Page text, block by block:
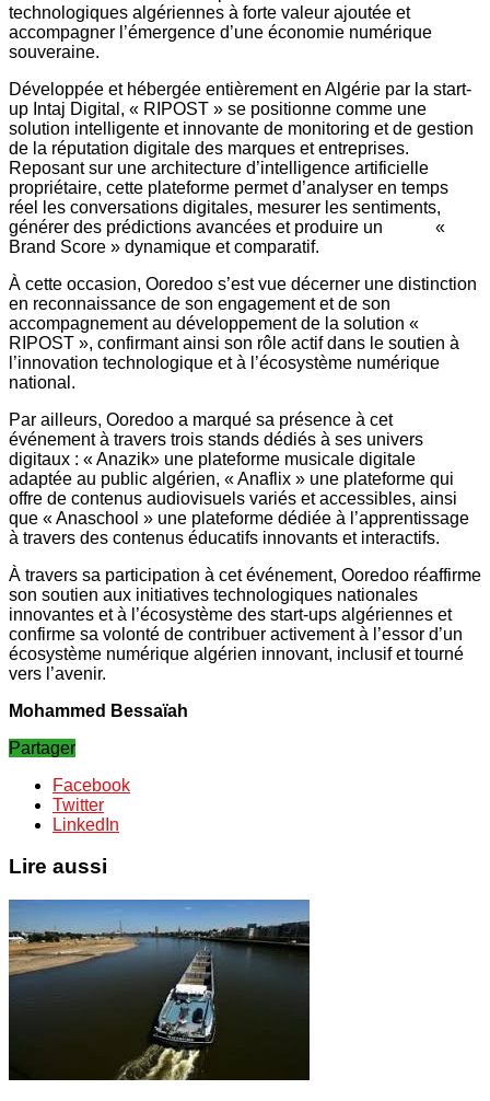
technologiques algériennes à forte valeur ajoutée et
accompagner l’émergence d’une économie numérique
souveraine.
Développée et hébergée entièrement en Algérie par la start-
up Intaj Digital, « RIPOST » se positionne comme une
solution intelligente et innovante de monitoring et de gestion
de la réputation digitale des marques et entreprises.
Reposant sur une architecture d’intelligence artificielle
propriétaire, cette plateforme permet d’analyser en temps
réel les conversations digitales, mesurer les sentiments,
générer des prédictions avancées et produire un «
Brand Score » dynamique et comparatif.
À cette occasion, Ooredoo s’est vue décerner une distinction
en reconnaissance de son engagement et de son
accompagnement au développement de la solution «
RIPOST », confirmant ainsi son rôle actif dans le soutien à
l’innovation technologique et à l’écosystème numérique
national.
Par ailleurs, Ooredoo a marqué sa présence à cet
événement à travers trois stands dédiés à ses univers
digitaux : « Anazik» une plateforme musicale digitale
adaptée au public algérien, « Anaflix » une plateforme qui
offre de contenus audiovisuels variés et accessibles, ainsi
que « Anaschool » une plateforme dédiée à l’apprentissage
à travers des contenus éducatifs innovants et interactifs.
À travers sa participation à cet événement, Ooredoo réaffirme
son soutien aux initiatives technologiques nationales
innovantes et à l’écosystème des start-ups algériennes et
confirme sa volonté de contribuer activement à l’essor d’un
écosystème numérique algérien innovant, inclusif et tourné
vers l’avenir.
Mohammed Bessaïah
Partager
Facebook
Twitter
LinkedIn
Lire aussi